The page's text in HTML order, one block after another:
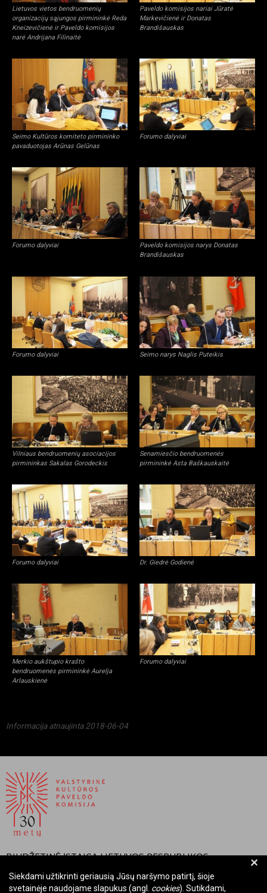
Lietuvos vietos bendruomenių
organizacijų sąjungos pirmininkė Reda
Kneizevičienė ir Paveldo komisijos
narė Andrijana Filinaitė
Paveldo komisijos nariai Jūratė
Markevičienė ir Donatas
Brandišauskas
Seimo Kultūros komiteto pirmininko
pavaduotojas Arūnas Gelūnas
Forumo dalyviai
Forumo dalyviai
Paveldo komisijos narys Donatas
Brandišauskas
Forumo dalyviai Seimo narys Naglis Puteikis
Vilniaus bendruomenių asociacijos
pirmininkas Sakalas Gorodeckis
Senamiesčio bendruomenės
pirmininkė Asta Baškauskaitė
Forumo dalyviai Dr. Giedrė Godienė
Merkio aukštupio krašto
bendruomenės pirmininkė Aurelja
Arlauskienė
Forumo dalyviai
Informacija atnaujinta 2018-06-04
BIUDŽETINĖ ĮSTAIGA LIETUVOS RESPUBLIKOS
VALSTYBINĖ KULTŪROS PAVELDO KOMISIJA
+
Siekdami užtikrinti geriausią Jūsų naršymo patirtį, šioje
svetainėje naudojame slapukus (angl. cookies). Sutikdami,